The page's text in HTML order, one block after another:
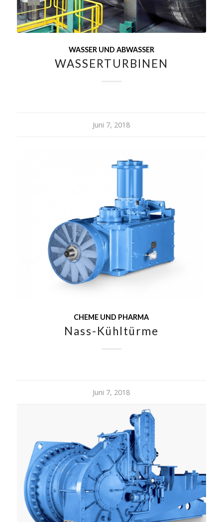
WASSER UND ABWASSER
WASSERTURBINEN
Juni 7, 2018
CHEME UND PHARMA
Nass-Kühltürme
Juni 7, 2018